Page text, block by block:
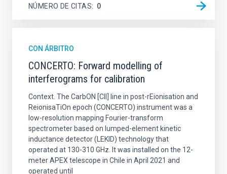
NÚMERO DE CITAS 0
CON ÁRBITRO
CONCERTO: Forward modelling of
interferograms for calibration
Context. The CarbON [CII] line in post-rEionisation and
ReionisaTiOn epoch (CONCERTO) instrument was a
low-resolution mapping Fourier-transform
spectrometer based on lumped-element kinetic
inductance detector (LEKID) technology that
operated at 130-310 GHz. It was installed on the 12-
meter APEX telescope in Chile in April 2021 and
operated until